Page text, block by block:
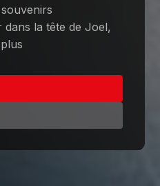
la tête de Joel,